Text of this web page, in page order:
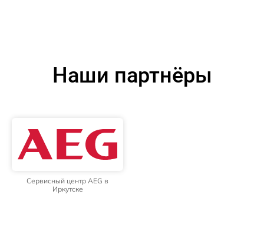
Наши партнёры
Сервисный центр AEG в
Иркутске